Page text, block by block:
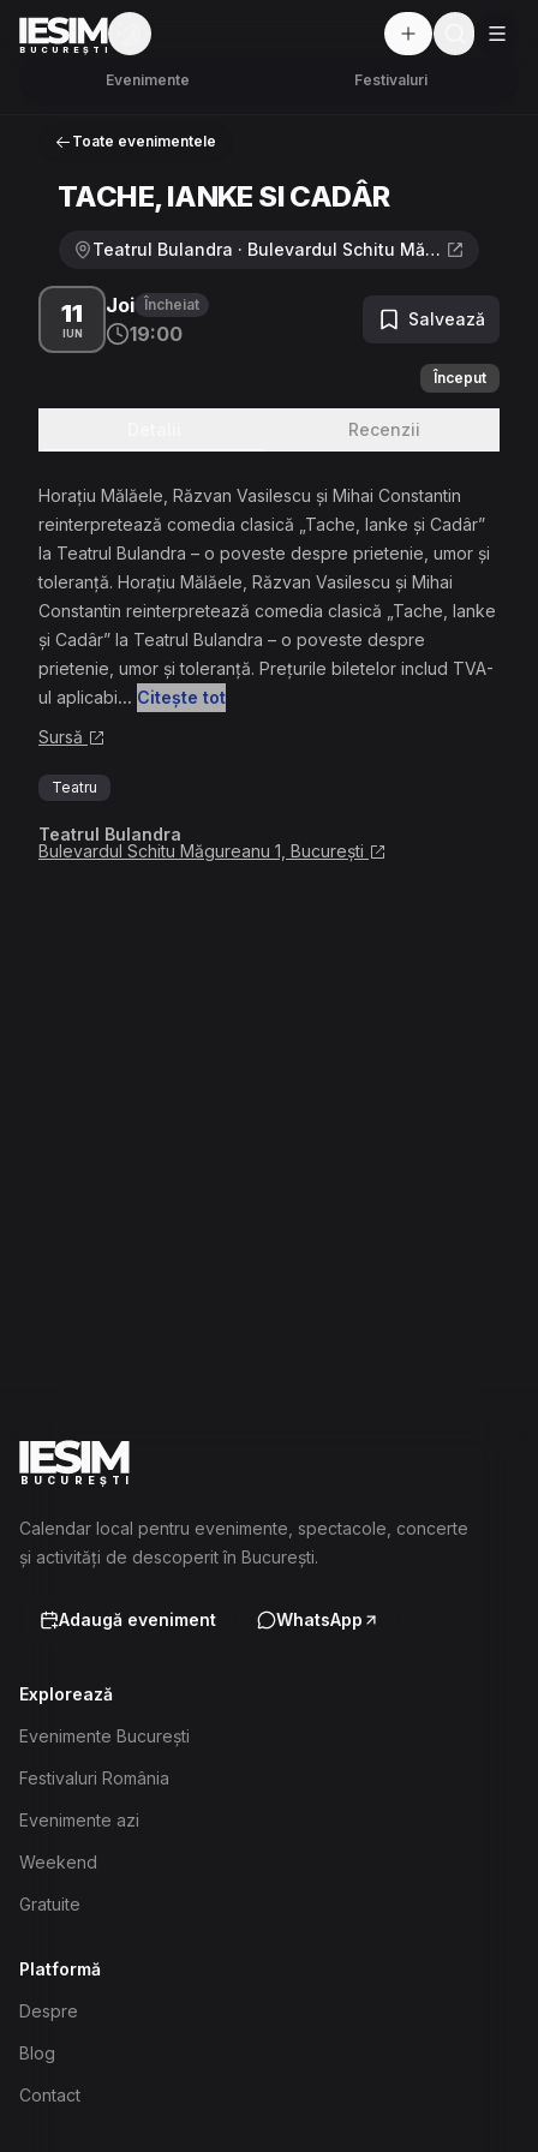
BUCUREȘTI Mod întunecat
Evenimente Festivaluri
Toate evenimentele
TACHE, IANKE SI CADÂR
Teatrul Bulandra · Bulevardul Schitu Măgureanu 1, București
11
IUN
Joi Încheiat
19:00
Salvează
Început
Recenzii
Horaţiu Mălăele, Răzvan Vasilescu şi Mihai Constantin
reinterpretează comedia clasică „Tache, Ianke şi Cadâr”
la Teatrul Bulandra – o poveste despre prietenie, umor și
toleranță. Horaţiu Mălăele, Răzvan Vasilescu şi Mihai
Constantin reinterpretează comedia clasică „Tache, Ianke
şi Cadâr” la Teatrul Bulandra – o poveste despre
prietenie, umor și toleranță. Prețurile biletelor includ TVA-
ul aplicabi... Citește tot
Sursă
Teatru
Teatrul Bulandra
Bulevardul Schitu Măgureanu 1, București
BUCUREȘTI
Calendar local pentru evenimente, spectacole, concerte
și activități de descoperit în București.
Adaugă eveniment WhatsApp
Explorează
Evenimente București
Festivaluri România
Evenimente azi
Weekend
Gratuite
Platformă
Despre
Blog
Contact